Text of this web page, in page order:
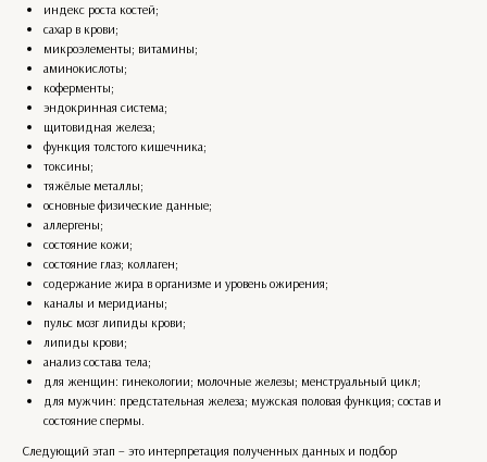
индекс роста костей;
сахар в крови;
микроэлементы; витамины;
аминокислоты;
коферменты;
эндокринная система;
щитовидная железа;
функция толстого кишечника;
токсины;
тяжёлые металлы;
основные физические данные;
аллергены;
состояние кожи;
состояние глаз; коллаген;
содержание жира в организме и уровень ожирения;
каналы и меридианы;
пульс мозг липиды крови;
липиды крови;
анализ состава тела;
для женщин: гинекологии; молочные железы; менструальный цикл;
для мужчин: предстательная железа; мужская половая функция; состав и
состояние спермы.
Следующий этап – это интерпретация полученных данных и подбор